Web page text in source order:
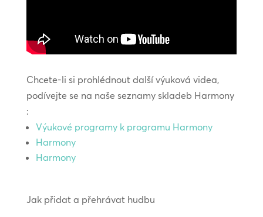
Chcete-li si prohlédnout další výuková videa,
podívejte se na naše seznamy skladeb Harmony
:
Výukové programy k programu Harmony
Harmony
Harmony
Jak přidat a přehrávat hudbu